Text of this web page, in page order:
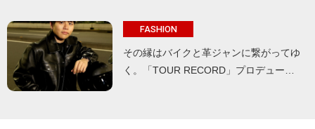
FASHION
その縁はバイクと革ジャンに繋がってゆ
く。「TOUR RECORD」プロデュー…